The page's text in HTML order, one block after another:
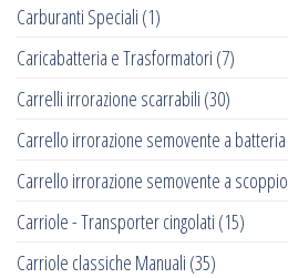
Carburanti Speciali (1)
Caricabatteria e Trasformatori (7)
Carrelli irrorazione scarrabili (30)
Carrello irrorazione semovente a batteria
Carrello irrorazione semovente a scoppio
Carriole - Transporter cingolati (15)
Carriole classiche Manuali (35)